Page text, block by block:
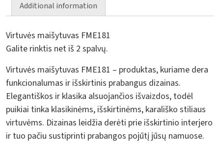
Additional information
Virtuvės maišytuvas FME181
Galite rinktis net iš 2 spalvų.
Virtuvės maišytuvas FME181 – produktas, kuriame dera
funkcionalumas ir išskirtinis prabangus dizainas.
Elegantiškos ir klasika alsuojančios išvaizdos, todėl
puikiai tinka klasikinėms, išskirtinėms, karališko stiliaus
virtuvėms. Dizainas leidžia derėti prie išskirtinio interjero
ir tuo pačiu sustiprinti prabangos pojūtį jūsų namuose.